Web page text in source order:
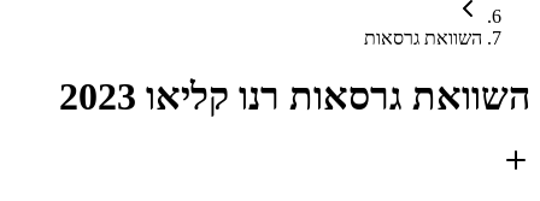
השוואת גרסאות
השוואת גרסאות רנו קליאו 2023